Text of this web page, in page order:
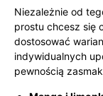
Niezależnie od
prostu chcesz się
dostosować
indywidualnych
pewnością